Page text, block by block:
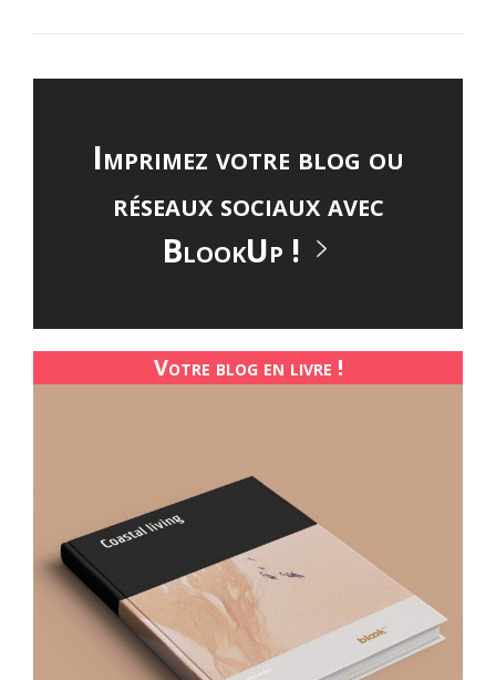
Imprimez votre blog ou
réseaux sociaux avec
BlookUp !
Votre blog en livre !